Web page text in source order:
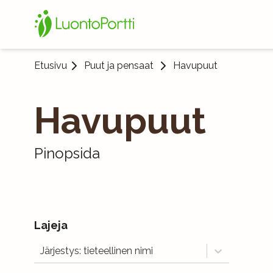
Etusivu Puut ja pensaat Havupuut
Havupuut
Pinopsida
Lajeja
Järjestys: tieteellinen nimi